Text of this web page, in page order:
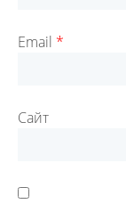
Email *
Сайт